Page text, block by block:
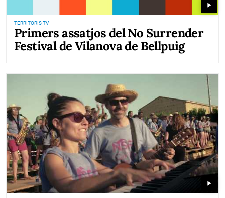
play_arrow
TERRITORIS TV
Primers assatjos del No Surrender
Festival de Vilanova de Bellpuig
play_arrow